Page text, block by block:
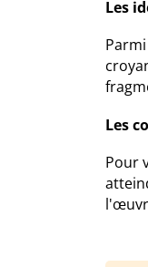
Les
Les
Pour